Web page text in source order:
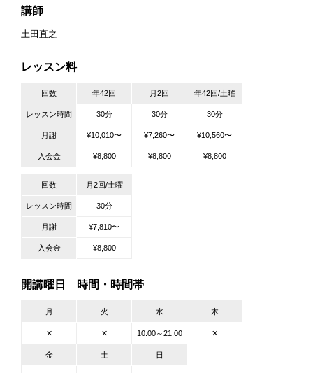
講師
土田直之
レッスン料
回数 年42回 月2回 年42回/土曜
レッスン時間 30分 30分 30分
月謝 ¥10,010〜 ¥7,260〜 ¥10,560〜
入会金 ¥8,800 ¥8,800 ¥8,800
回数 月2回/土曜
レッスン時間 30分
月謝 ¥7,810〜
入会金 ¥8,800
開講曜日 時間・時間帯
月 火 水 木
✕ ✕ 10:00～21:00 ✕
金 土 日